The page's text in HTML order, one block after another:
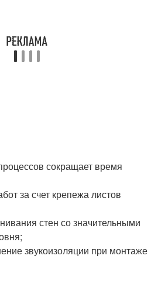
сокращает время
за счет крепежа листов
стен со значительными
звукоизоляции при монтаже